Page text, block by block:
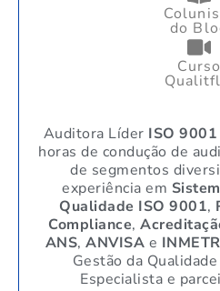
do
Curso
Auditora Líder ISO 9001
horas de condução de
de segmentos
experiência em
Qualidade ISO 9001,
Compliance,
ANS,ANVISA e
Gestão da
Especialista e